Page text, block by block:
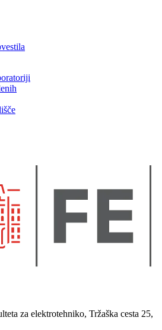
za elektrotehniko, Tržaška cesta 25,